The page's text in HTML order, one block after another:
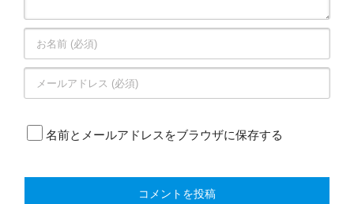
名前とメールアドレスをブラウザに保存する